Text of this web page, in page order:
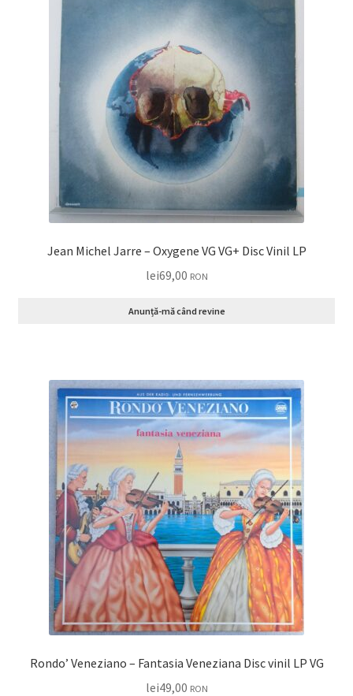
Jean Michel Jarre – Oxygene VG VG+ Disc Vinil LP
lei69,00 RON
Anunță-mă când revine
Rondo’ Veneziano – Fantasia Veneziana Disc vinil LP VG
lei49,00 RON